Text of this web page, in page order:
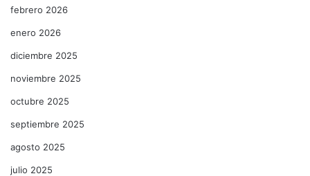
febrero 2026
enero 2026
diciembre 2025
noviembre 2025
octubre 2025
septiembre 2025
agosto 2025
julio 2025